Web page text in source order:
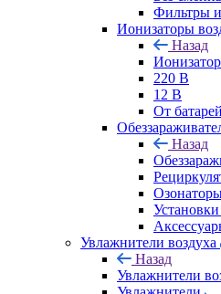
Фильтры и
Ионизаторы
Назад
220 В
12 В
От
Назад
Увлажнители воздуха
Назад
Увлажнители